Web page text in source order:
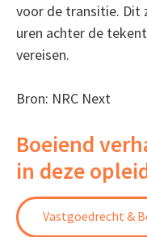
voor de transitie. Dit
uren achter de
vereisen.
Bron: NRC Next
Boeiend
in deze
Vastgoedrecht &